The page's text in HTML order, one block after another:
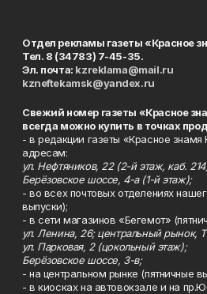
Отдел рекламы газеты «Красное
Тел. 8 (34783) 7-45-35.
Эл. почта: kzreklama@mail.ru
kzneftekamsk@yandex.ru
Свежий номер газеты «Красное
всегда можно купить в точках
- в редакции газеты «Красное
адресам:
ул. Нефтяников, 22 (2-й этаж, каб.
Берёзовское шоссе, 4-а (1-й этаж);
- во всех почтовых отделениях
выпуски);
- в сети магазинов «Бегемот»
ул. Ленина, 26; центральный рынок,
ул. Парковая, 2 (цокольный этаж);
Берёзовское шоссе, 3-в;
- на центральном рынке (пятничные
- в киосках на автовокзале и на